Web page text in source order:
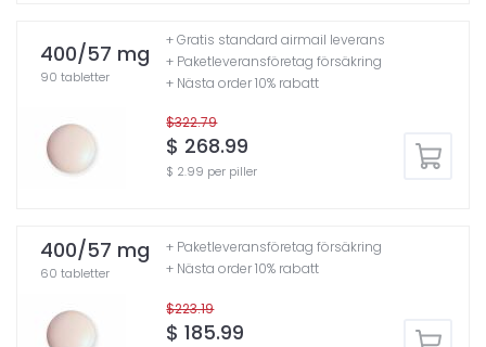
400/57 mg
90 tabletter
$322.79
$ 268.99
$ 2.99 per piller
+ Gratis standard airmail leverans
+ Paketleveransföretag försäkring
+ Nästa order 10% rabatt
400/57 mg
60 tabletter
$223.19
$ 185.99
+ Paketleveransföretag försäkring
+ Nästa order 10% rabatt